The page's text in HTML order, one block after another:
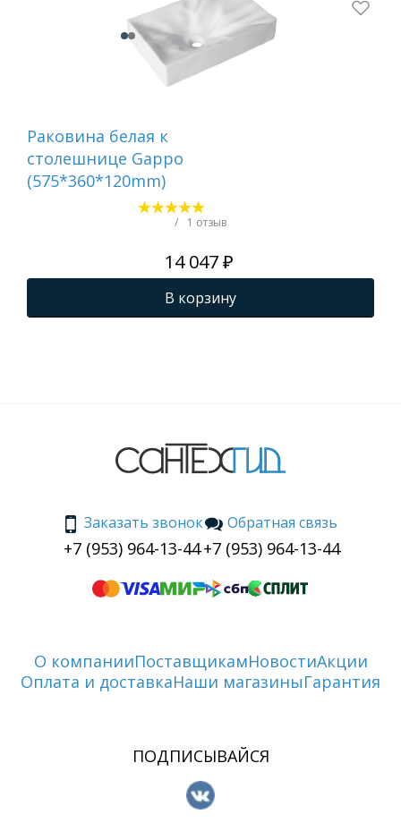
Раковина белая к
столешнице Gappo
(575*360*120mm)
/ 1 отзыв
14 047 ₽
В корзину
Заказать звонок
+7 (953) 964-13-44
Обратная связь
+7 (953) 964-13-44
О компанииПоставщикамНовостиАкции
Оплата и доставкаНаши магазиныГарантия
ПОДПИСЫВАЙСЯ